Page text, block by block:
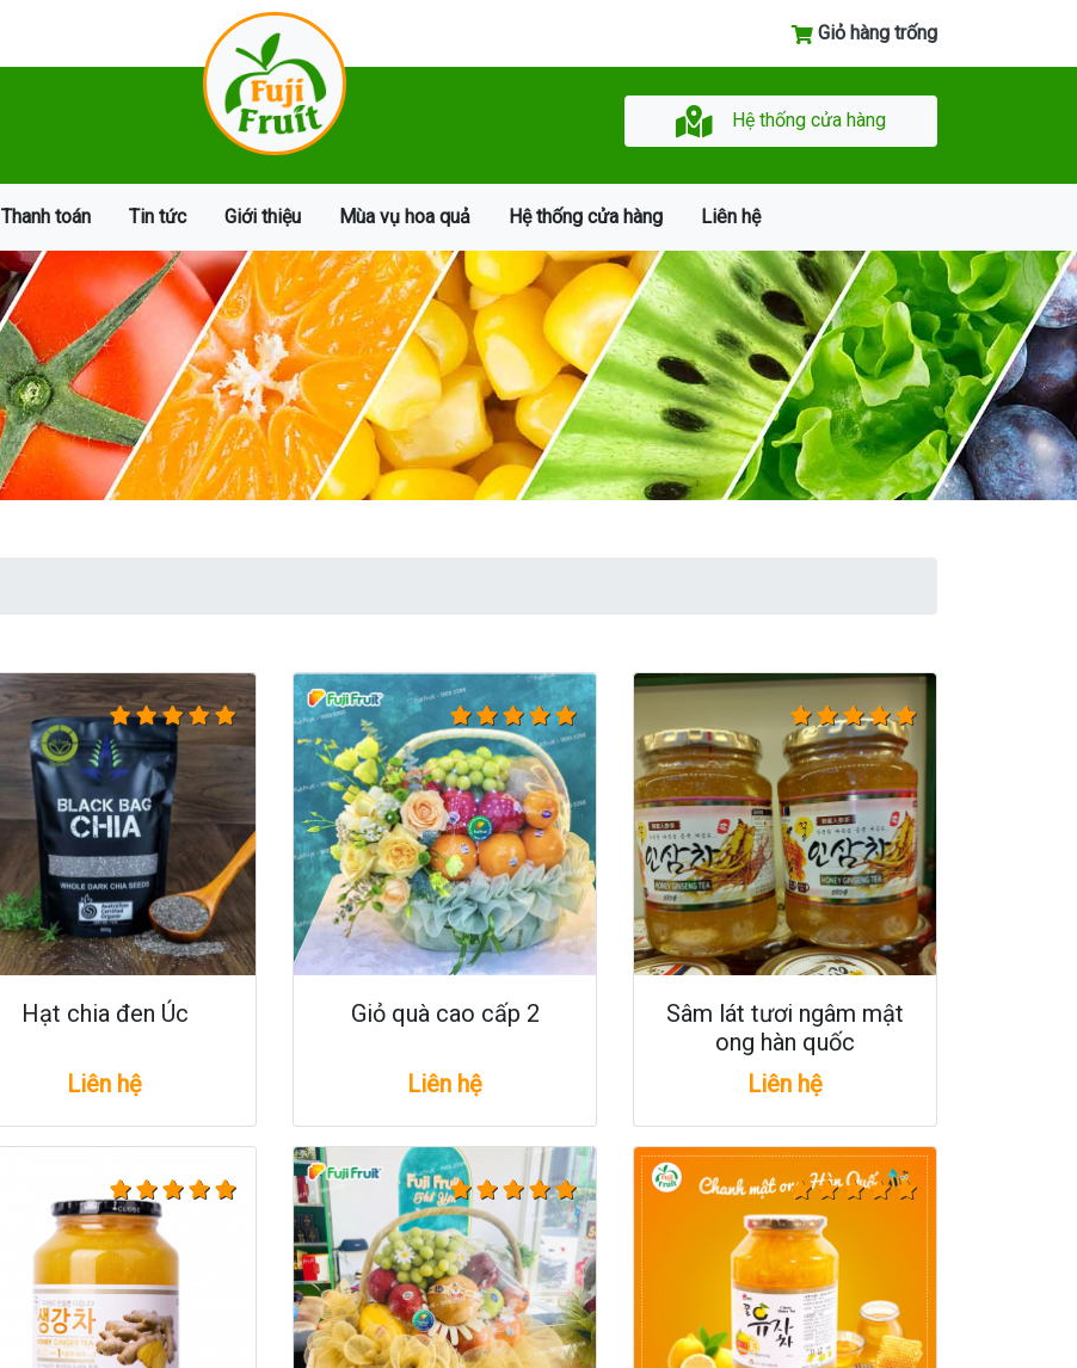
Giỏ hàng trống
Hệ thống cửa hàng
Thanh toán Tin tức Giới thiệu Mùa vụ hoa quả Hệ thống cửa hàng Liên hệ
Hạt chia đen Úc
Liên hệ
Giỏ quà cao cấp 2
Liên hệ
Sâm lát tươi ngâm mật
ong hàn quốc
Liên hệ